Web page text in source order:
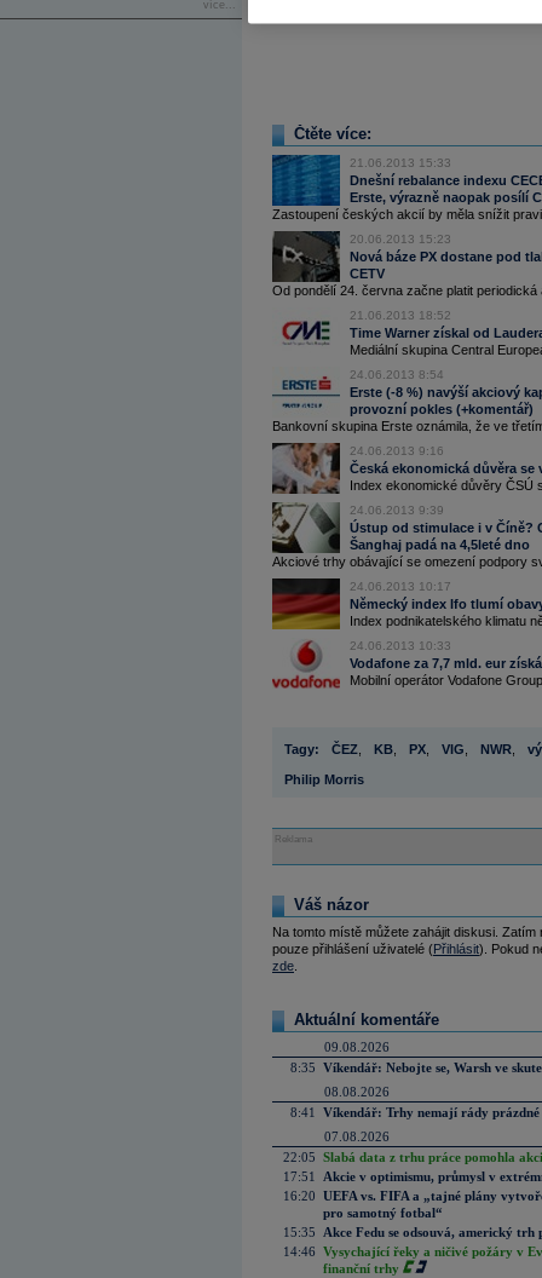
více...
Čtěte více:
21.06.2013 15:33
Dnešní rebalance indexu
Erste, výrazně naopak posílí
Zastoupení českých akcií by měla snížit
20.06.2013 15:23
Nová báze PX dostane pod
CETV
Od pondělí 24. června začne platit
21.06.2013 18:52
Time Warner získal od
Mediální skupina Central
24.06.2013 8:54
Erste (-8 %) navýší akciový
provozní pokles (+komentář)
Bankovní skupina Erste oznámila, že ve
24.06.2013 9:16
Česká ekonomická důvěra
Index ekonomické důvěry
24.06.2013 9:39
Ústup od stimulace i v Číně?
Šanghaj padá na 4,5leté dno
Akciové trhy obávající se omezení podpory
24.06.2013 10:17
Německý index Ifo tlumí
Index podnikatelského klimatu
24.06.2013 10:33
Vodafone za 7,7 mld. eur
Mobilní operátor Vodafone
Tagy: ČEZ KB PX VIG NWR
Philip Morris
Reklama
Váš názor
Na tomto místě můžete zahájit diskusi.
pouze přihlášení uživatelé (Přihlásit). Pokud
zde
Aktuální komentáře
09.08.2026
8:35 Víkendář: Nebojte se, Warsh ve
08.08.2026
8:41
Víkendář: Trhy nemají rády prázdné
07.08.2026
22:05 Slabá data z trhu práce pomohla
17:51
Akcie v optimismu, průmysl v
16:20 UEFA vs. FIFA a „tajné plány
pro samotný fotbal“
15:35
Akce Fedu se odsouvá, americký
14:46 Vysychající řeky a ničivé požáry v
finanční trhy